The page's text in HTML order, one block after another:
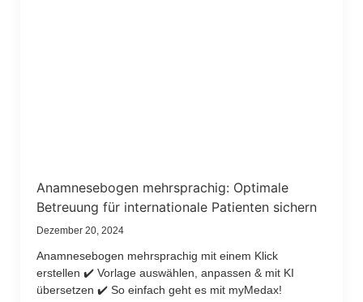
Anamnesebogen mehrsprachig: Optimale
Betreuung für internationale Patienten sichern
Dezember 20, 2024
Anamnesebogen mehrsprachig mit einem Klick
erstellen ✔️ Vorlage auswählen, anpassen & mit KI
übersetzen ✔️ So einfach geht es mit myMedax!